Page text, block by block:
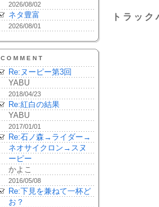
2026/08/02
ネタ豊富
2026/08/01
COMMENT
Re:ヌーピー第3回
YABU
2018/04/23
Re:紅白の結果
YABU
2017/01/01
Re:石ノ森→ライダー→
ネオサイクロン→スヌ
ーピー
かよこ
2016/05/08
Re:下見を兼ねて一杯ど
お？
トラッ